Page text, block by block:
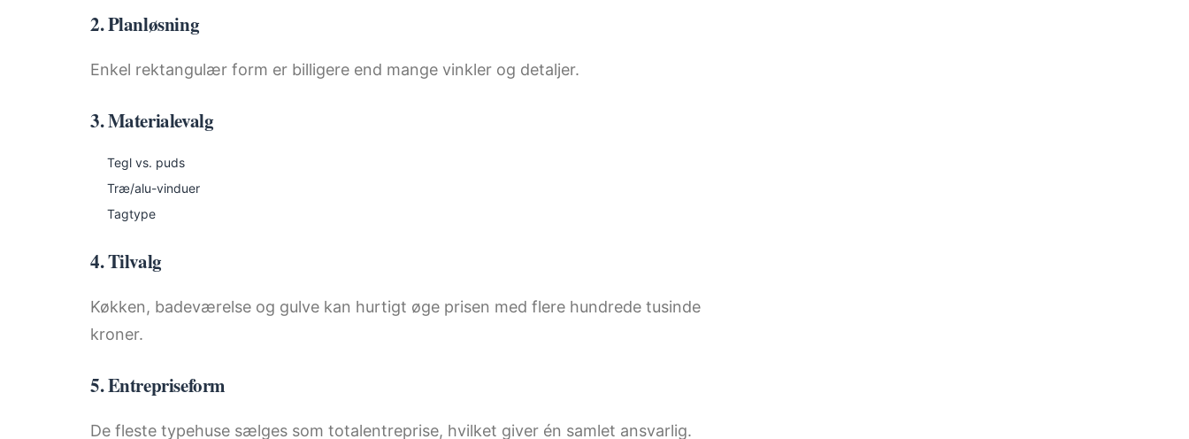
2. Planløsning
Enkel rektangulær form er billigere end mange vinkler og detaljer.
3. Materialevalg
Tegl vs. puds
Træ/alu-vinduer
Tagtype
4. Tilvalg
Køkken, badeværelse og gulve kan hurtigt øge prisen med flere hundrede tusinde
kroner.
5. Entrepriseform
De fleste typehuse sælges som totalentreprise, hvilket giver én samlet ansvarlig.